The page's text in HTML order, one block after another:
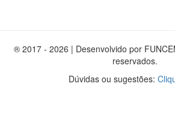
® 2017 - 2026 | Desenvolvido por
reservados.
Dúvidas ou sugestões: